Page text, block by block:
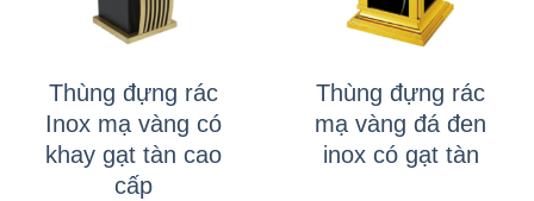
Thùng đựng rác
Inox mạ vàng có
khay gạt tàn cao
cấp
Thùng đựng rác
mạ vàng đá đen
inox có gạt tàn